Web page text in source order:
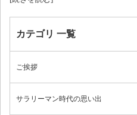
お問い合わせ
ブログ
カテゴリ 一覧
ご挨拶
サラリーマン時代の思い出